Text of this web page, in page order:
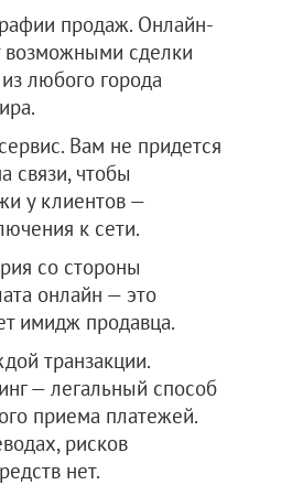
продаж. Онлайн-
возможными сделки
любого города
Вам не придется
связи, чтобы
у клиентов —
к сети.
со стороны
онлайн — это
имидж продавца.
транзакции.
— легальный способ
приема платежей.
рисков
нет.